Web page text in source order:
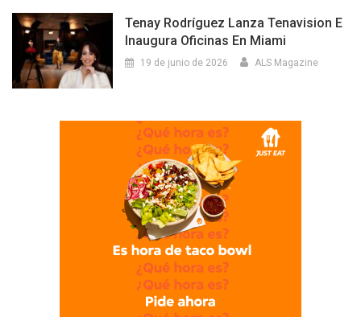
Tenay Rodríguez Lanza Tenavision E
Inaugura Oficinas En Miami
19 de junio de 2026 ALS Magazine